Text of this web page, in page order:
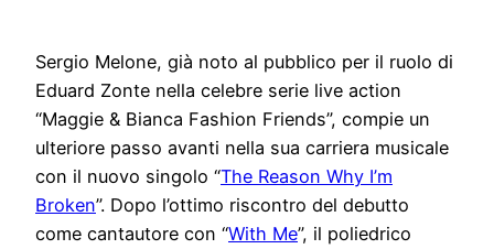
Sergio Melone, già noto al pubblico per il ruolo di
Eduard Zonte nella celebre serie live action
“Maggie & Bianca Fashion Friends”, compie un
ulteriore passo avanti nella sua carriera musicale
con il nuovo singolo “The Reason Why I’m
Broken”. Dopo l’ottimo riscontro del debutto
come cantautore con “With Me”, il poliedrico